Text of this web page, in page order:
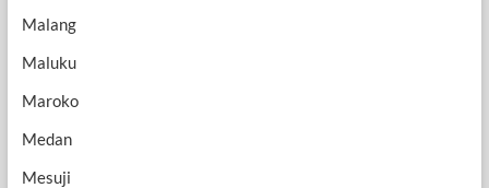
Malang
Maluku
Maroko
Medan
Mesuji